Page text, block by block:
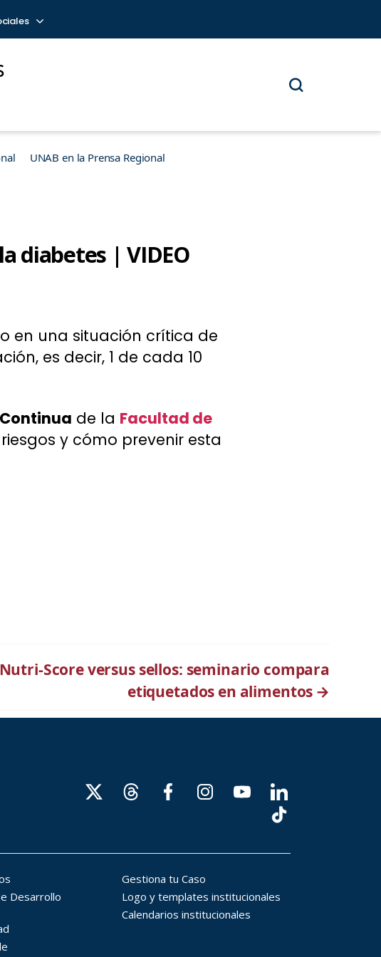
UNAB en la Prensa Regional
diabetes | VIDEO
en una situación crítica de
es decir, 1 de cada 10
de la Facultad de
y cómo prevenir esta
Nutri-Score versus sellos: seminario compara
etiquetados en alimentos →